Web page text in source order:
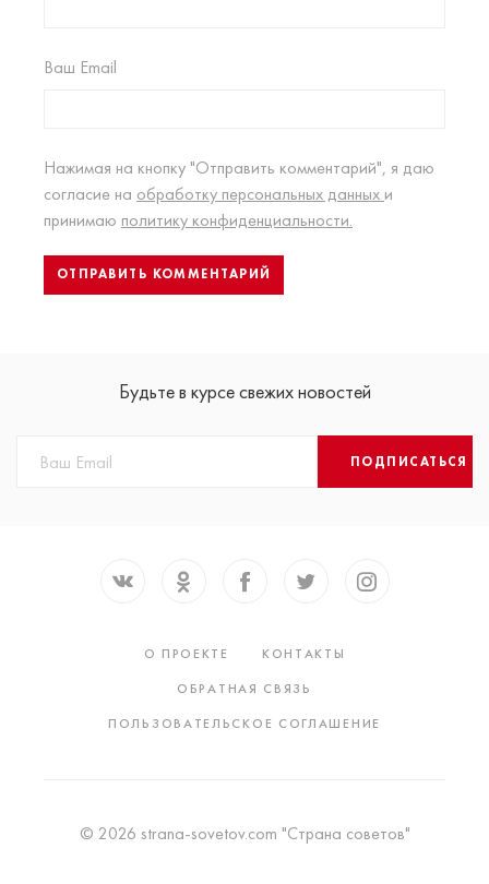
Ваш Email
Нажимая на кнопку "Отправить комментарий", я даю
согласие на обработку персональных данных и
принимаю политику конфиденциальности.
Будьте в курсе свежих новостей
ПОДПИСАТЬСЯ
О ПРОЕКТЕ
КОНТАКТЫ
ОБРАТНАЯ СВЯЗЬ
ПОЛЬЗОВАТЕЛЬСКОЕ СОГЛАШЕНИЕ
© 2026 strana-sovetov.com "Страна советов"